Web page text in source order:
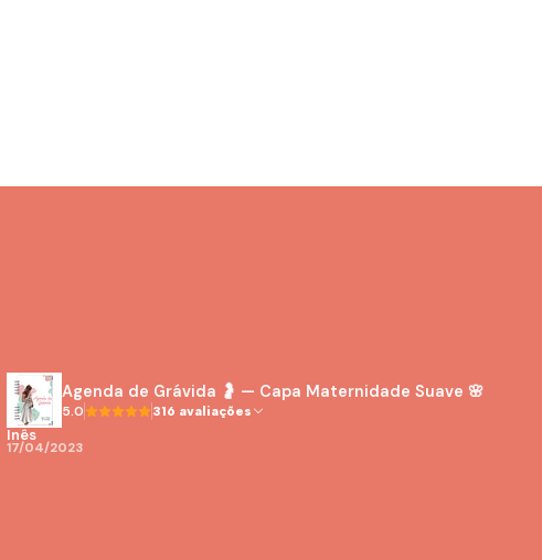
Agenda de Grávida 🤰 — Capa Maternidade Suave 🌸
5.0 316 avaliações
Inês
17/04/2023